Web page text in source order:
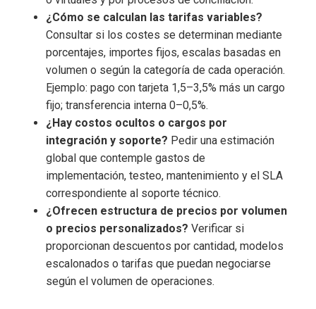
¿Cómo se calculan las tarifas variables?
Consultar si los costes se determinan mediante
porcentajes, importes fijos, escalas basadas en
volumen o según la categoría de cada operación.
Ejemplo: pago con tarjeta 1,5–3,5% más un cargo
fijo; transferencia interna 0–0,5%.
¿Hay costos ocultos o cargos por
integración y soporte? Pedir una estimación
global que contemple gastos de
implementación, testeo, mantenimiento y el SLA
correspondiente al soporte técnico.
¿Ofrecen estructura de precios por volumen
o precios personalizados? Verificar si
proporcionan descuentos por cantidad, modelos
escalonados o tarifas que puedan negociarse
según el volumen de operaciones.